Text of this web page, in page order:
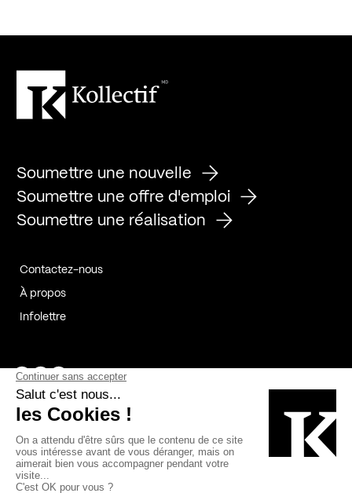
Soumettre une nouvelle
Soumettre une offre d'emploi
Soumettre une réalisation
Contactez-nous
À propos
Infolettre
Page Facebook de Kollectif
Page Instagram de Kollectif
Page Linkedin de Kollectif